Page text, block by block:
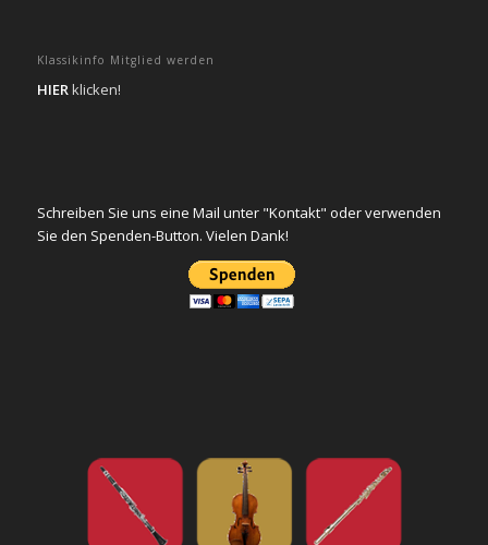
Klassikinfo Mitglied werden
HIERklicken!
Schreiben Sie uns eine Mail unter "Kontakt" oder verwenden
Sie den Spenden-Button. Vielen Dank!